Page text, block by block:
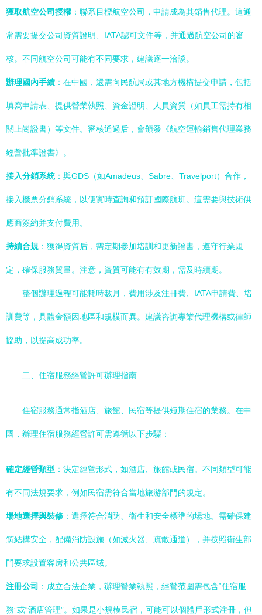
獲取航空公司授權 ：聯系目標航空公司，申請成為其銷售代理。這通
常需要提交公司資質證明、IATA認可文件等，并通過航空公司的審
核。不同航空公司可能有不同要求，建議逐一洽談。
辦理國內手續 ：在中國，還需向民航局或其地方機構提交申請，包括
填寫申請表、提供營業執照、資金證明、人員資質（如員工需持有相
關上崗證書）等文件。審核通過后，會頒發《航空運輸銷售代理業務
經營批準證書》。
接入分銷系統：與GDS（如Amadeus、Sabre、Travelport）合作，
接入機票分銷系統，以便實時查詢和預訂國際航班。這需要與技術供
應商簽約并支付費用。
持續合規 ：獲得資質后，需定期參加培訓和更新證書，遵守行業規
定，確保服務質量。注意，資質可能有有效期，需及時續期。
整個辦理過程可能耗時數月，費用涉及注冊費、IATA申請費、培
訓費等，具體金額因地區和規模而異。建議咨詢專業代理機構或律師
協助，以提高成功率。
二、住宿服務經營許可辦理指南
住宿服務通常指酒店、旅館、民宿等提供短期住宿的業務。在中
國，辦理住宿服務經營許可需遵循以下步驟：
確定經營類型 ：決定經營形式，如酒店、旅館或民宿。不同類型可能
有不同法規要求，例如民宿需符合當地旅游部門的規定。
場地選擇與裝修 ：選擇符合消防、衛生和安全標準的場地。需確保建
筑結構安全，配備消防設施（如滅火器、疏散通道），并按照衛生部
門要求設置客房和公共區域。
注冊公司 ：成立合法企業，辦理營業執照，經營范圍需包含“住宿服
務”或“酒店管理”。如果是小規模民宿，可能可以個體戶形式注冊，但